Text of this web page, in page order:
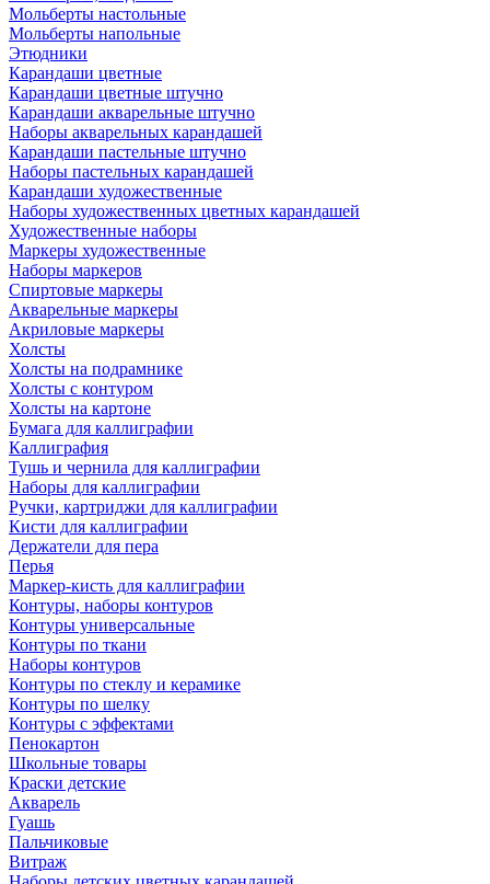
Мольберты настольные
Мольберты напольные
Этюдники
Карандаши цветные
Карандаши цветные штучно
Карандаши акварельные штучно
Наборы акварельных карандашей
Карандаши пастельные штучно
Наборы пастельных карандашей
Карандаши художественные
Наборы художественных цветных карандашей
Художественные наборы
Маркеры художественные
Наборы маркеров
Спиртовые маркеры
Акварельные маркеры
Акриловые маркеры
Холсты
Холсты на подрамнике
Холсты с контуром
Холсты на картоне
Бумага для каллиграфии
Каллиграфия
Тушь и чернила для каллиграфии
Наборы для каллиграфии
Ручки, картриджи для каллиграфии
Кисти для каллиграфии
Держатели для пера
Перья
Маркер-кисть для каллиграфии
Контуры, наборы контуров
Контуры универсальные
Контуры по ткани
Наборы контуров
Контуры по стеклу и керамике
Контуры по шелку
Контуры с эффектами
Пенокартон
Школьные товары
Краски детские
Акварель
Гуашь
Пальчиковые
Витраж